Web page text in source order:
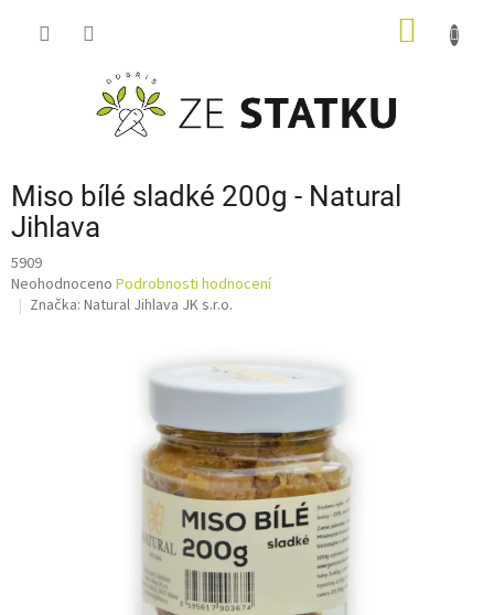
Miso bílé sladké 200g - Natural
Jihlava
5909
Průměrné
hodnocení
Neohodnoceno Podrobnosti hodnocení
Značka: Natural Jihlava JK s.r.o.